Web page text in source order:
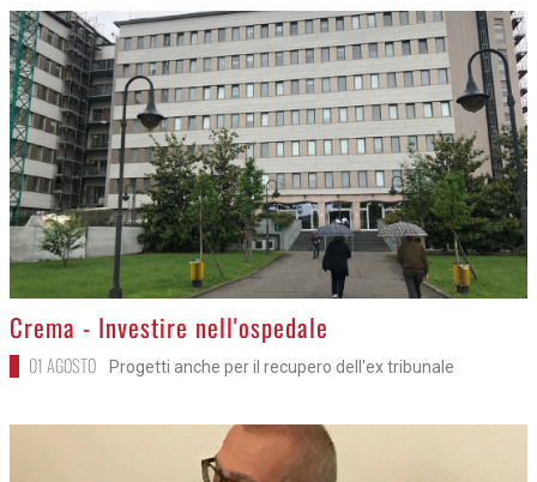
>
Crema - Investire nell'ospedale
01 AGOSTO Progetti anche per il recupero dell'ex tribunale